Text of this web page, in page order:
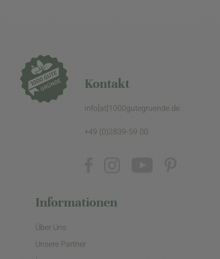
Kontakt
info[at]1000gutegruende.de
+49 (0)2839-59 00
Informationen
Über Uns
Unsere Partner